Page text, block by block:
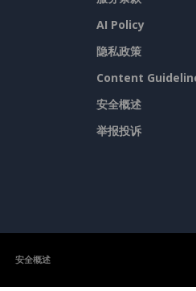
AI Policy
隐私政策
Content
安全概述
举报投诉
安全概述